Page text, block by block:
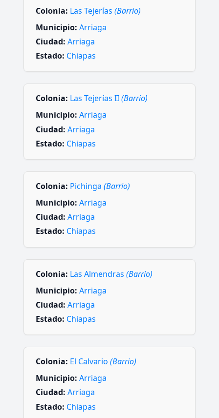
Colonia: Las Tejerías (Barrio)
Municipio: Arriaga
Ciudad: Arriaga
Estado: Chiapas
Colonia: Las Tejerías II(Barrio)
Municipio: Arriaga
Ciudad: Arriaga
Estado: Chiapas
Colonia: Pichinga (Barrio)
Municipio: Arriaga
Ciudad: Arriaga
Estado: Chiapas
Colonia: Las Almendras (Barrio)
Municipio: Arriaga
Ciudad: Arriaga
Estado: Chiapas
Colonia: El Calvario (Barrio)
Municipio: Arriaga
Ciudad: Arriaga
Estado: Chiapas